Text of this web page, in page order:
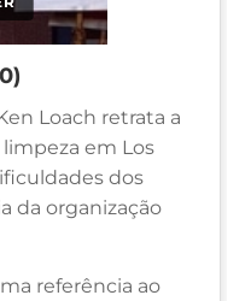
Loach retrata a
em Los
dos
da organização
referência ao